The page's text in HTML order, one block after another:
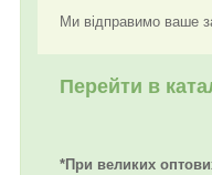
Ми відправимо ваше
Перейти в
*При великих